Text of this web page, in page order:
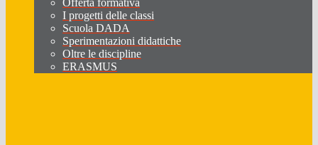
Offerta formativa
I progetti delle classi
Scuola DADA
Sperimentazioni didattiche
Oltre le discipline
ERASMUS